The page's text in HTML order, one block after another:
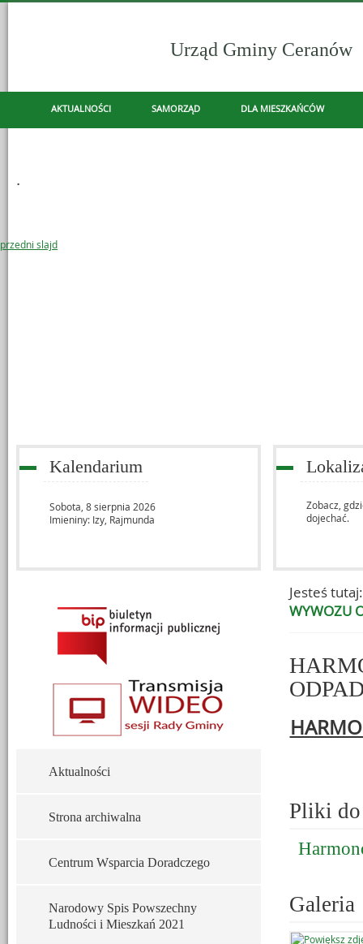
Urząd Gminy Ceranów
KOMUNALNYCH
główne
AKTUALNOŚCI SAMORZĄD DLA MIESZKAŃCÓW
.
Kalendarium
Sobota, 8sierpnia 2026
Imieniny: Izy, Rajmunda
Zobacz,
dojechać.
Menu dodatkowe
Aktualności
Strona archiwalna
Centrum Wsparcia Doradczego
Narodowy Spis Powszechny
Ludności i Mieszkań 2021
Jesteś tutaj:
WYWOZU
Pliki do
Galeria